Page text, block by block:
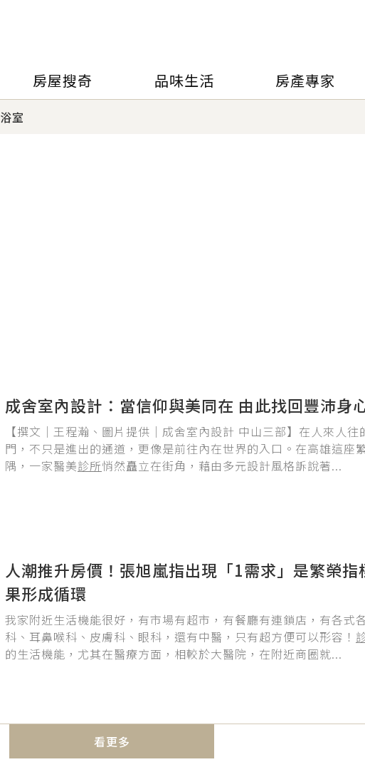
房屋搜奇 品味生活 房產專家
浴室
成舍室內設計：當信仰與美同在 由此找回豐沛身
【撰文｜王程瀚、圖片提供｜成舍室內設計 中山三部】在人來人往
門，不只是進出的通道，更像是前往內在世界的入口。在高雄這座
隅，一家醫美診所悄然矗立在街角，藉由多元設計風格訴說著...
人潮推升房價！張旭嵐指出現「1需求」是繁榮指
果形成循環
我家附近生活機能很好，有市場有超市，有餐廳有連鎖店，有各式
科、耳鼻喉科、皮膚科、眼科，還有中醫，只有超方便可以形容！
的生活機能，尤其在醫療方面，相較於大醫院，在附近商圈就...
看更多